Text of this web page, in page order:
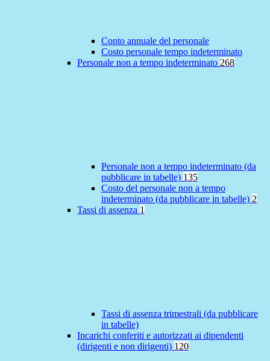
Conto annuale del personale
Costo personale tempo indeterminato
Personale non a tempo indeterminato 268
Personale non a tempo indeterminato (da
pubblicare in tabelle) 135
Costo del personale non a tempo
indeterminato (da pubblicare in tabelle) 2
Tassi di assenza 1
Tassi di assenza trimestrali (da pubblicare
in tabelle)
Incarichi conferiti e autorizzati ai dipendenti
(dirigenti e non dirigenti) 120